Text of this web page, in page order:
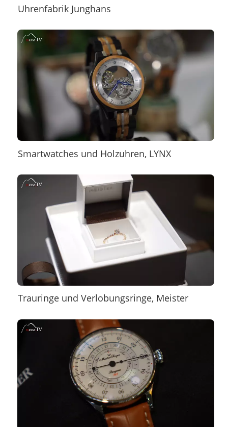
Uhrenfabrik Junghans
Smartwatches und Holzuhren, LYNX
Trauringe und Verlobungsringe, Meister